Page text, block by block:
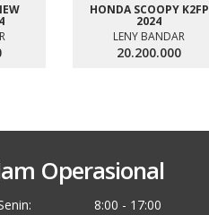
HONDA SCOOPY K2FP
2024
LENY BANDAR
20.200.000
Operasional
8:00 - 17:00